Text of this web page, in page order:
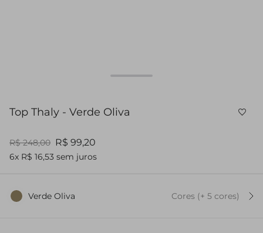
Top Thaly - Verde Oliva
R$ 248,00 R$ 99,20
6x R$ 16,53 sem juros
Verde Oliva Cores (+ 5 cores)